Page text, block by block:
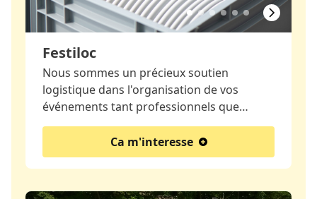
Festiloc
Nous sommes un précieux soutien
logistique dans l'organisation de vos
événements tant professionnels que…
Ca m'interesse